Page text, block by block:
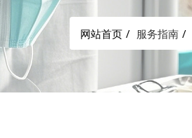
网站首页 服务指南